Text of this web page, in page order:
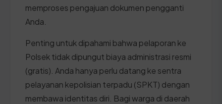
memproses pengajuan dokumen pengganti
Anda.
Penting untuk dipahami bahwa pelaporan ke
Polsek tidak dipungut biaya administrasi resmi
(gratis). Anda hanya perlu datang ke sentra
pelayanan kepolisian terpadu (SPKT) dengan
membawa identitas diri. Bagi warga di daerah